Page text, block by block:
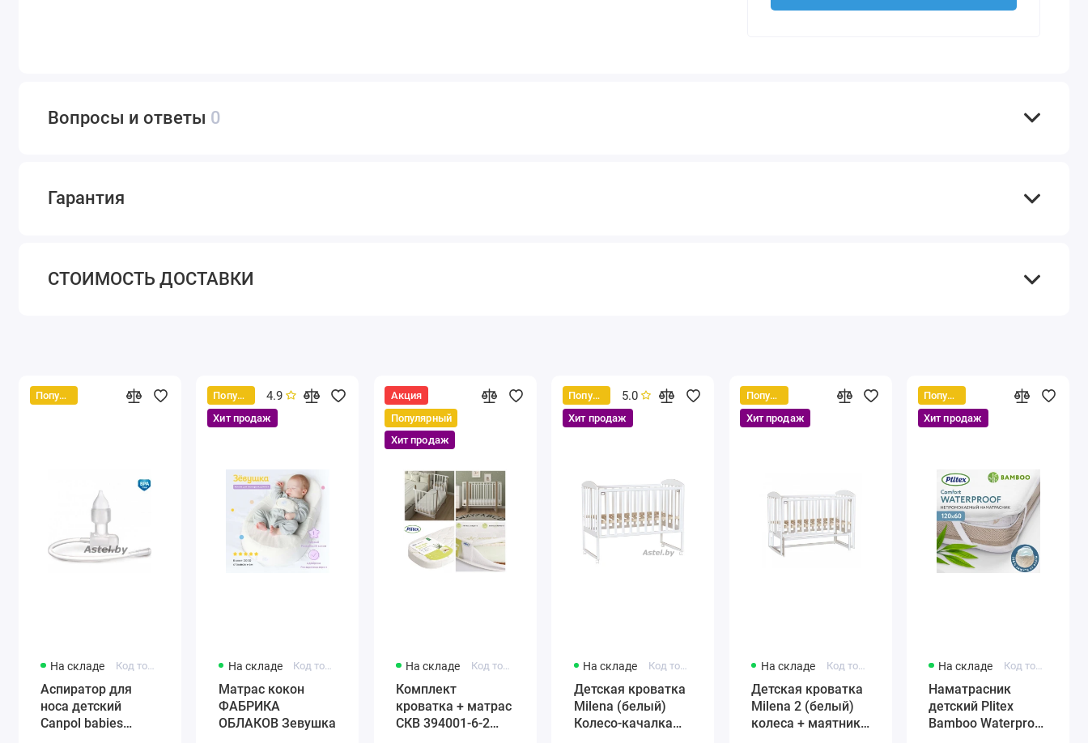
Вопросы и ответы 0
Гарантия
СТОИМОСТЬ ДОСТАВКИ
Популярный
На складе Код товара: 56/007
Аспиратор для
носа детский
Canpol babies
Популярный
Хит продаж
4.9
На складе Код товара: 0001
Матрас кокон
ФАБРИКА
ОБЛАКОВ Зевушка
Акция
Популярный
Хит продаж
На складе Код товара: 4650259584965
Комплект
кроватка + матрас
СКВ 394001-6-2
Популярный
Хит продаж
5.0
На складе Код товара: F002-01
Детская кроватка
Milena (белый)
Колесо-качалка
Популярный
Хит продаж
На складе Код товара: 431384246-12321
Детская кроватка
Milena 2 (белый)
колеса + маятник
Популярный
Хит продаж
На складе Код товара: 4811599005859
Наматрасник
детский Plitex
Bamboo Waterproof